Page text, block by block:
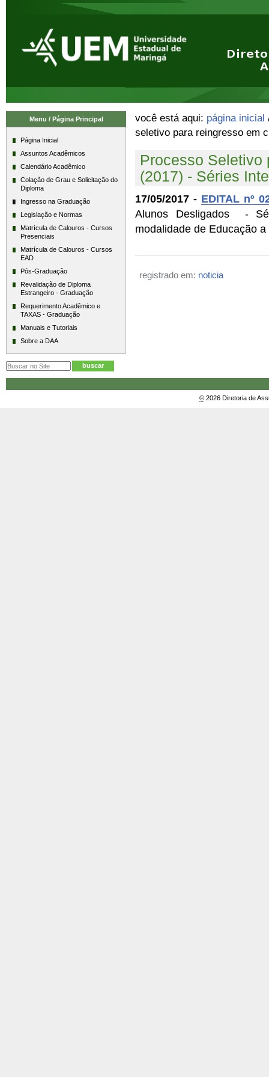
você está aqui: página inicial
seletivo para reingresso em
Processo Seletivo
(2017) - Séries
17/05/2017 - EDITAL nº
Alunos Desligados -
modalidade de Educação
registrado em: noticia
Menu / Página Principal
Página Inicial
Assuntos Acadêmicos
Calendário Acadêmico
Colação de Grau e Solicitação do
Diploma
Ingresso na Graduação
Legislação e Normas
Matrícula de Calouros - Cursos
Presenciais
Matrícula de Calouros - Cursos
EAD
Pós-Graduação
Revalidação de Diploma
Estrangeiro - Graduação
Requerimento Acadêmico e
TAXAS - Graduação
Manuais e Tutoriais
Sobre a DAA
© 2026 Diretoria de